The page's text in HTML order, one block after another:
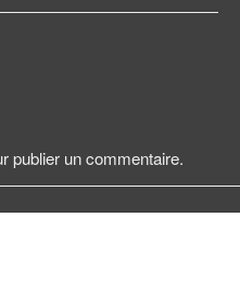
publier un commentaire.